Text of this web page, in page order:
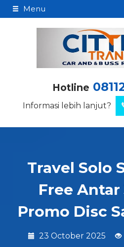
Menu
Hotline
Informasi lebih lanjut?
Travel Solo
Free
Promo Disc
23 October 2025